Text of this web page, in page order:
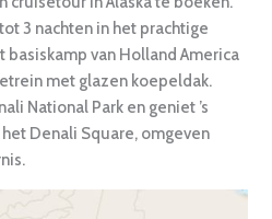
3 nachten in het prachtige
basiskamp van Holland America
met glazen koepeldak.
National Park en geniet ’s
Denali Square, omgeven